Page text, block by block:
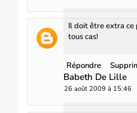
Il doit être extra ce
tous cas!
Répondre
Babeth De Lille
26 août 2009 à 15:46